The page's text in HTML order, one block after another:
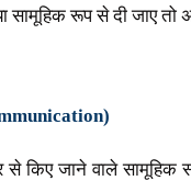
सामूहिक रूप से दी जाए तो
किए जाने वाले सामूहिक